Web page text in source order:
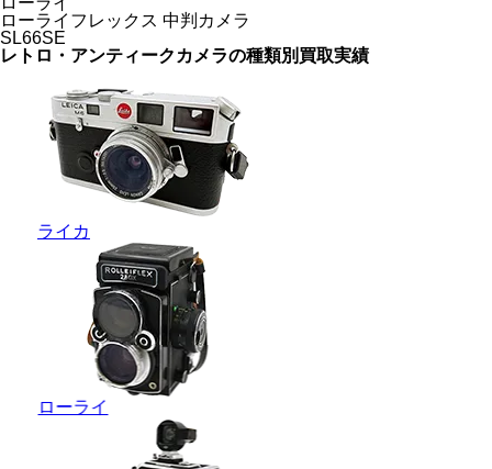
ローライフレックス 中判カメラ
SL66SE
レトロ・アンティークカメラの種類別買取実績
ライカ
ローライ